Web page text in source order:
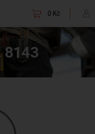
0 Kč
8143